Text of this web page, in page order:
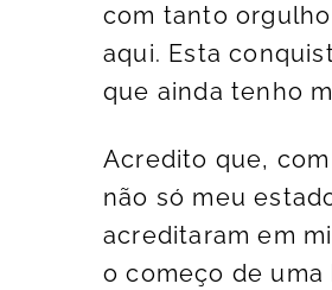
com tanto
aqui. Esta
que ainda tenho
Acredito que,
não só meu
acreditaram em
o começo de